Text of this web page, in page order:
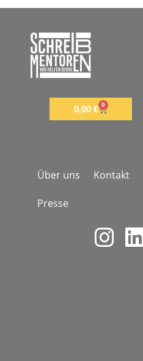
0,00 € 0
Über uns Kontakt
Presse